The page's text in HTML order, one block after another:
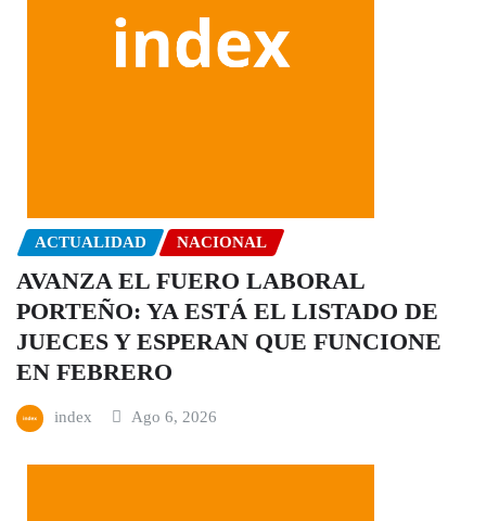
ACTUALIDAD NACIONAL
AVANZA EL FUERO LABORAL
PORTEÑO: YA ESTÁ EL LISTADO DE
JUECES Y ESPERAN QUE FUNCIONE
EN FEBRERO
index Ago 6, 2026